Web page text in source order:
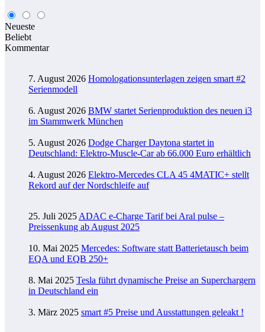
Neueste
Beliebt
Kommentar
7. August 2026 Homologationsunterlagen zeigen smart #2
Serienmodell
6. August 2026 BMW startet Serienproduktion des neuen i3
im Stammwerk München
5. August 2026 Dodge Charger Daytona startet in
Deutschland: Elektro-Muscle-Car ab 66.000 Euro erhältlich
4. August 2026 Elektro-Mercedes CLA 45 4MATIC+ stellt
Rekord auf der Nordschleife auf
25. Juli 2025 ADAC e-Charge Tarif bei Aral pulse –
Preissenkung ab August 2025
10. Mai 2025 Mercedes: Software statt Batterietausch beim
EQA und EQB 250+
8. Mai 2025 Tesla führt dynamische Preise an Superchargern
in Deutschland ein
3. März 2025 smart #5 Preise und Ausstattungen geleakt !